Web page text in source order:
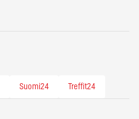
Suomi24 Treffit24